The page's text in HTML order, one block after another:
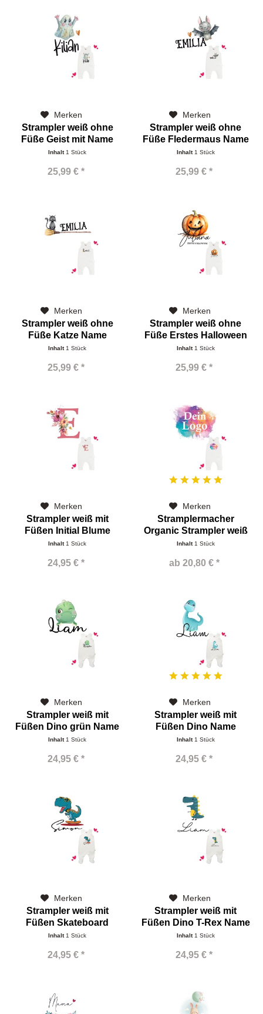
Merken
Strampler weiß ohne
Füße Geist mit Name
Inhalt 1 Stück
25,99 € *
Merken
Strampler weiß ohne
Füße Fledermaus Name
Inhalt 1 Stück
25,99 € *
Merken
Strampler weiß ohne
Füße Katze Name
Inhalt 1 Stück
25,99 € *
Merken
Strampler weiß ohne
Füße Erstes Halloween
Name
Inhalt 1 Stück
25,99 € *
Merken
Strampler weiß mit
Füßen Initial Blume
Inhalt1 Stück
24,95 € *
Merken
Stramplermacher
Organic Strampler weiß
ohne...
Inhalt1 Stück
ab 20,80 € *
Merken
Strampler weiß mit
Füßen Dino grün Name
Inhalt1 Stück
24,95 € *
Merken
Strampler weiß mit
Füßen Dino Name
Inhalt1 Stück
24,95 € *
Merken
Strampler weiß mit
Füßen Skateboard
Dinorex Name
Inhalt 1 Stück
24,95 € *
Merken
Strampler weiß mit
Füßen Dino T-Rex Name
Inhalt 1 Stück
24,95 € *